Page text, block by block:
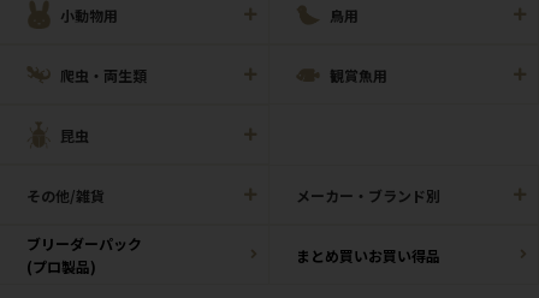
小動物用 鳥用
爬虫・両生類 観賞魚用
昆虫
その他/雑貨 メーカー・ブランド別
ブリーダーパック
(プロ製品)
まとめ買いお買い得品